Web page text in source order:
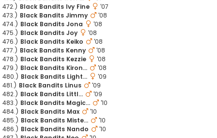
472.) Black Bandits Ivy Fine
'07
473.) Black Bandits Jimmy
'08
474.) Black Bandits Jona
'08
475.) Black Bandits Joy
'08
476.) Black Bandits Keiko
'08
477.) Black Bandits Kenny
'08
478.) Black Bandits Kezzie
'08
479.) Black Bandits Kiron...
'08
480.) Black Bandits Light...
'09
481.) Black Bandits Linus
'09
482.) Black Bandits Littl...
'09
483.) Black Bandits Magic...
'10
484.) Black Bandits Max
'10
485.) Black Bandits Miste...
'10
486.) Black Bandits Nando
'10